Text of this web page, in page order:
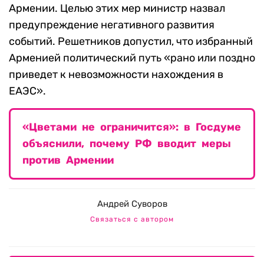
Армении. Целью этих мер министр назвал
предупреждение негативного развития
событий. Решетников допустил, что избранный
Арменией политический путь «рано или поздно
приведет к невозможности нахождения в
ЕАЭС».
«Цветами не ограничится»: в Госдуме
объяснили, почему РФ вводит меры
против Армении
Андрей Суворов
Связаться с автором